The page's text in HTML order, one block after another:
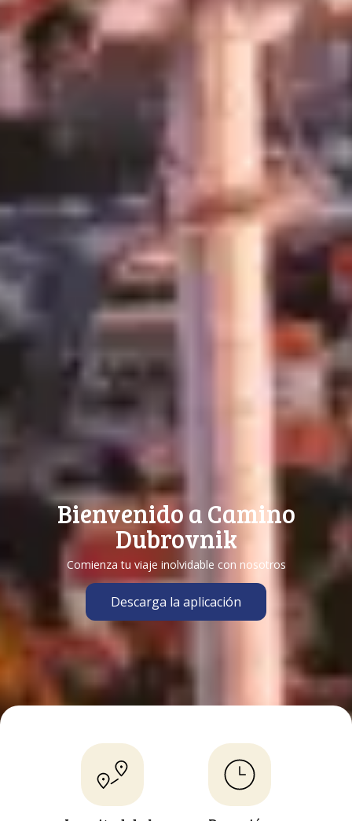
Bienvenido a Camino
Dubrovnik
Comienza tu viaje inolvidable con nosotros
Descarga la aplicación